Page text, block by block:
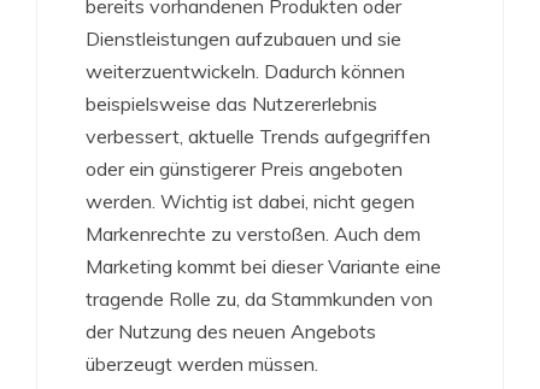
bereits vorhandenen Produkten oder
Dienstleistungen aufzubauen und sie
weiterzuentwickeln. Dadurch können
beispielsweise das Nutzererlebnis
verbessert, aktuelle Trends aufgegriffen
oder ein günstigerer Preis angeboten
werden. Wichtig ist dabei, nicht gegen
Markenrechte zu verstoßen. Auch dem
Marketing kommt bei dieser Variante eine
tragende Rolle zu, da Stammkunden von
der Nutzung des neuen Angebots
überzeugt werden müssen.